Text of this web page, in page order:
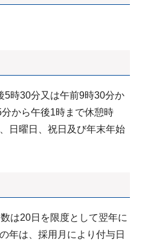
5時30分又は午前9時30分か
から午後1時まで休憩時
日曜日、祝日及び年末年始
は20日を限度として翌年に
年は、採用月により付与日